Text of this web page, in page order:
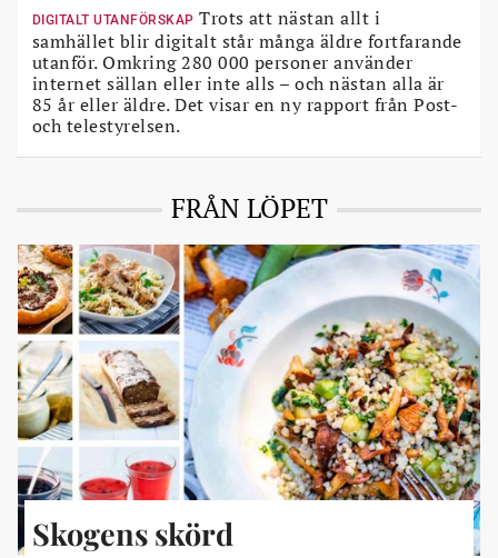
DIGITALT UTANFÖRSKAP Trots att nästan allt i
samhället blir digitalt står många äldre fortfarande
utanför. Omkring 280 000 personer använder
internet sällan eller inte alls – och nästan alla är
85 år eller äldre. Det visar en ny rapport från Post-
och telestyrelsen.
FRÅN LÖPET
Skogens skörd